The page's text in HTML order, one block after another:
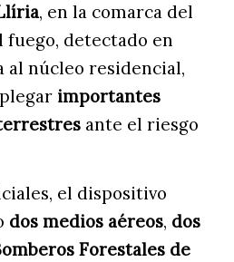
, en la comarca del
fuego, detectado en
al núcleo residencial,
importantes
ante el riesgo
el dispositivo
dos medios aéreos, dos
Forestales de